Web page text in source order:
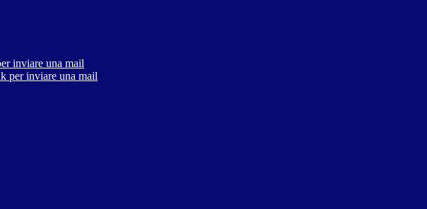
inviare una mail
per inviare una mail